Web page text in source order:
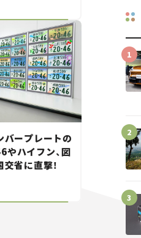
ニアの推し駅
バープレートの
やハイフン、図
省に直撃！